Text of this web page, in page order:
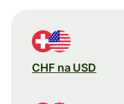
CHF na USD